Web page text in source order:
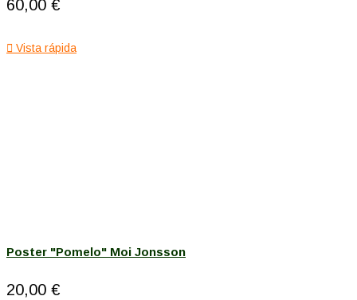
60,00 €
 Vista rápida
Poster "Pomelo" Moi Jonsson
20,00 €